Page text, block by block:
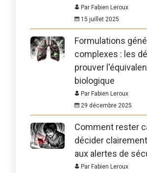
Par Fabien Leroux
15 juillet 2025
Formulations
complexes : les
prouver
biologique
Par Fabien Leroux
29 décembre 2025
Comment rester
décider
aux alertes de
Par Fabien Leroux